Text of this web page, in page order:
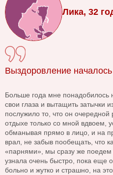
Лика, 32
Выздоровление
Больше года мне понадобилось
свои глаза и вытащить затычки
послужило то, что он очередной
отдыхе только со мной вдвоем,
обманывая прямо в лицо, и на
врал, не забыв пообещать, что
«парнями», мы сразу же поедем
узнала очень быстро, пока еще
больно и жутко и страшно, на